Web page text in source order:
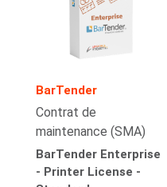
BarTender
Contrat de
maintenance (SMA)
BarTender Enterprise
- Printer License -